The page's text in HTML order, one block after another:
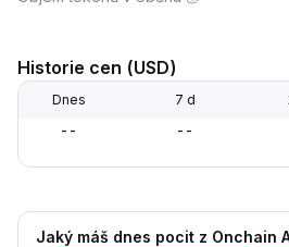
Historie cen (USD)
Dnes 7 d
-- --
Jaký máš dnes pocit z Onchain